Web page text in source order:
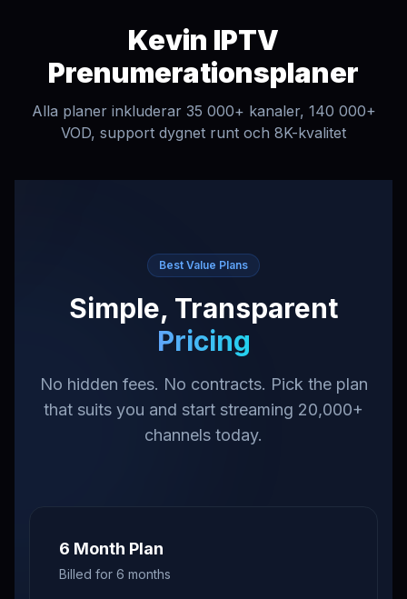
Kevin IPTV
Prenumerationsplaner
Alla planer inkluderar 35 000+ kanaler, 140 000+
VOD, support dygnet runt och 8K-kvalitet
Best Value Plans
Simple, Transparent
Pricing
No hidden fees. No contracts. Pick the plan
that suits you and start streaming 20,000+
channels today.
6 Month Plan
Billed for 6 months